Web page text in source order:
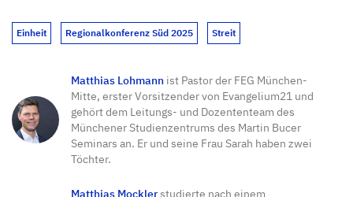
Einheit Regionalkonferenz Süd 2025 Streit
Matthias Lohmann ist Pastor der FEG München-
Mitte, erster Vorsitzender von Evangelium21 und
gehört dem Leitungs- und Dozententeam des
Münchener Studienzentrums des Martin Bucer
Seminars an. Er und seine Frau Sarah haben zwei
Töchter.
Matthias Mocklerstudierte nach einem